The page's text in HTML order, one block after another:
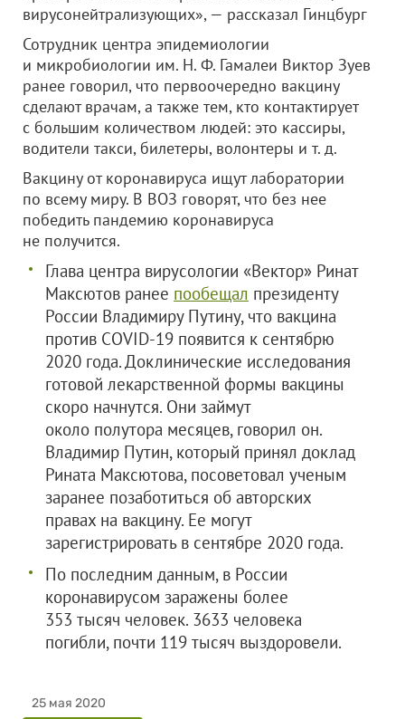
вирусонейтрализующих», — рассказал Гинцбург
Сотрудник центра эпидемиологии
и микробиологии им. Н. Ф. Гамалеи Виктор Зуев
ранее говорил, что первоочередно вакцину
сделают врачам, а также тем, кто контактирует
с большим количеством людей: это кассиры,
водители такси, билетеры, волонтеры и т. д.
Вакцину от коронавируса ищут лаборатории
по всему миру. В ВОЗ говорят, что без нее
победить пандемию коронавируса
не получится.
Глава центра вирусологии «Вектор» Ринат
Максютов ранее пообещал президенту
России Владимиру Путину, что вакцина
против COVID-19 появится к сентябрю
2020 года. Доклинические исследования
готовой лекарственной формы вакцины
скоро начнутся. Они займут
около полутора месяцев, говорил он.
Владимир Путин, который принял доклад
Рината Максютова, посоветовал ученым
заранее позаботиться об авторских
правах на вакцину. Ее могут
зарегистрировать в сентябре 2020 года.
По последним данным, в России
коронавирусом заражены более
353 тысяч человек. 3633 человека
погибли, почти 119 тысяч выздоровели.
25 мая 2020